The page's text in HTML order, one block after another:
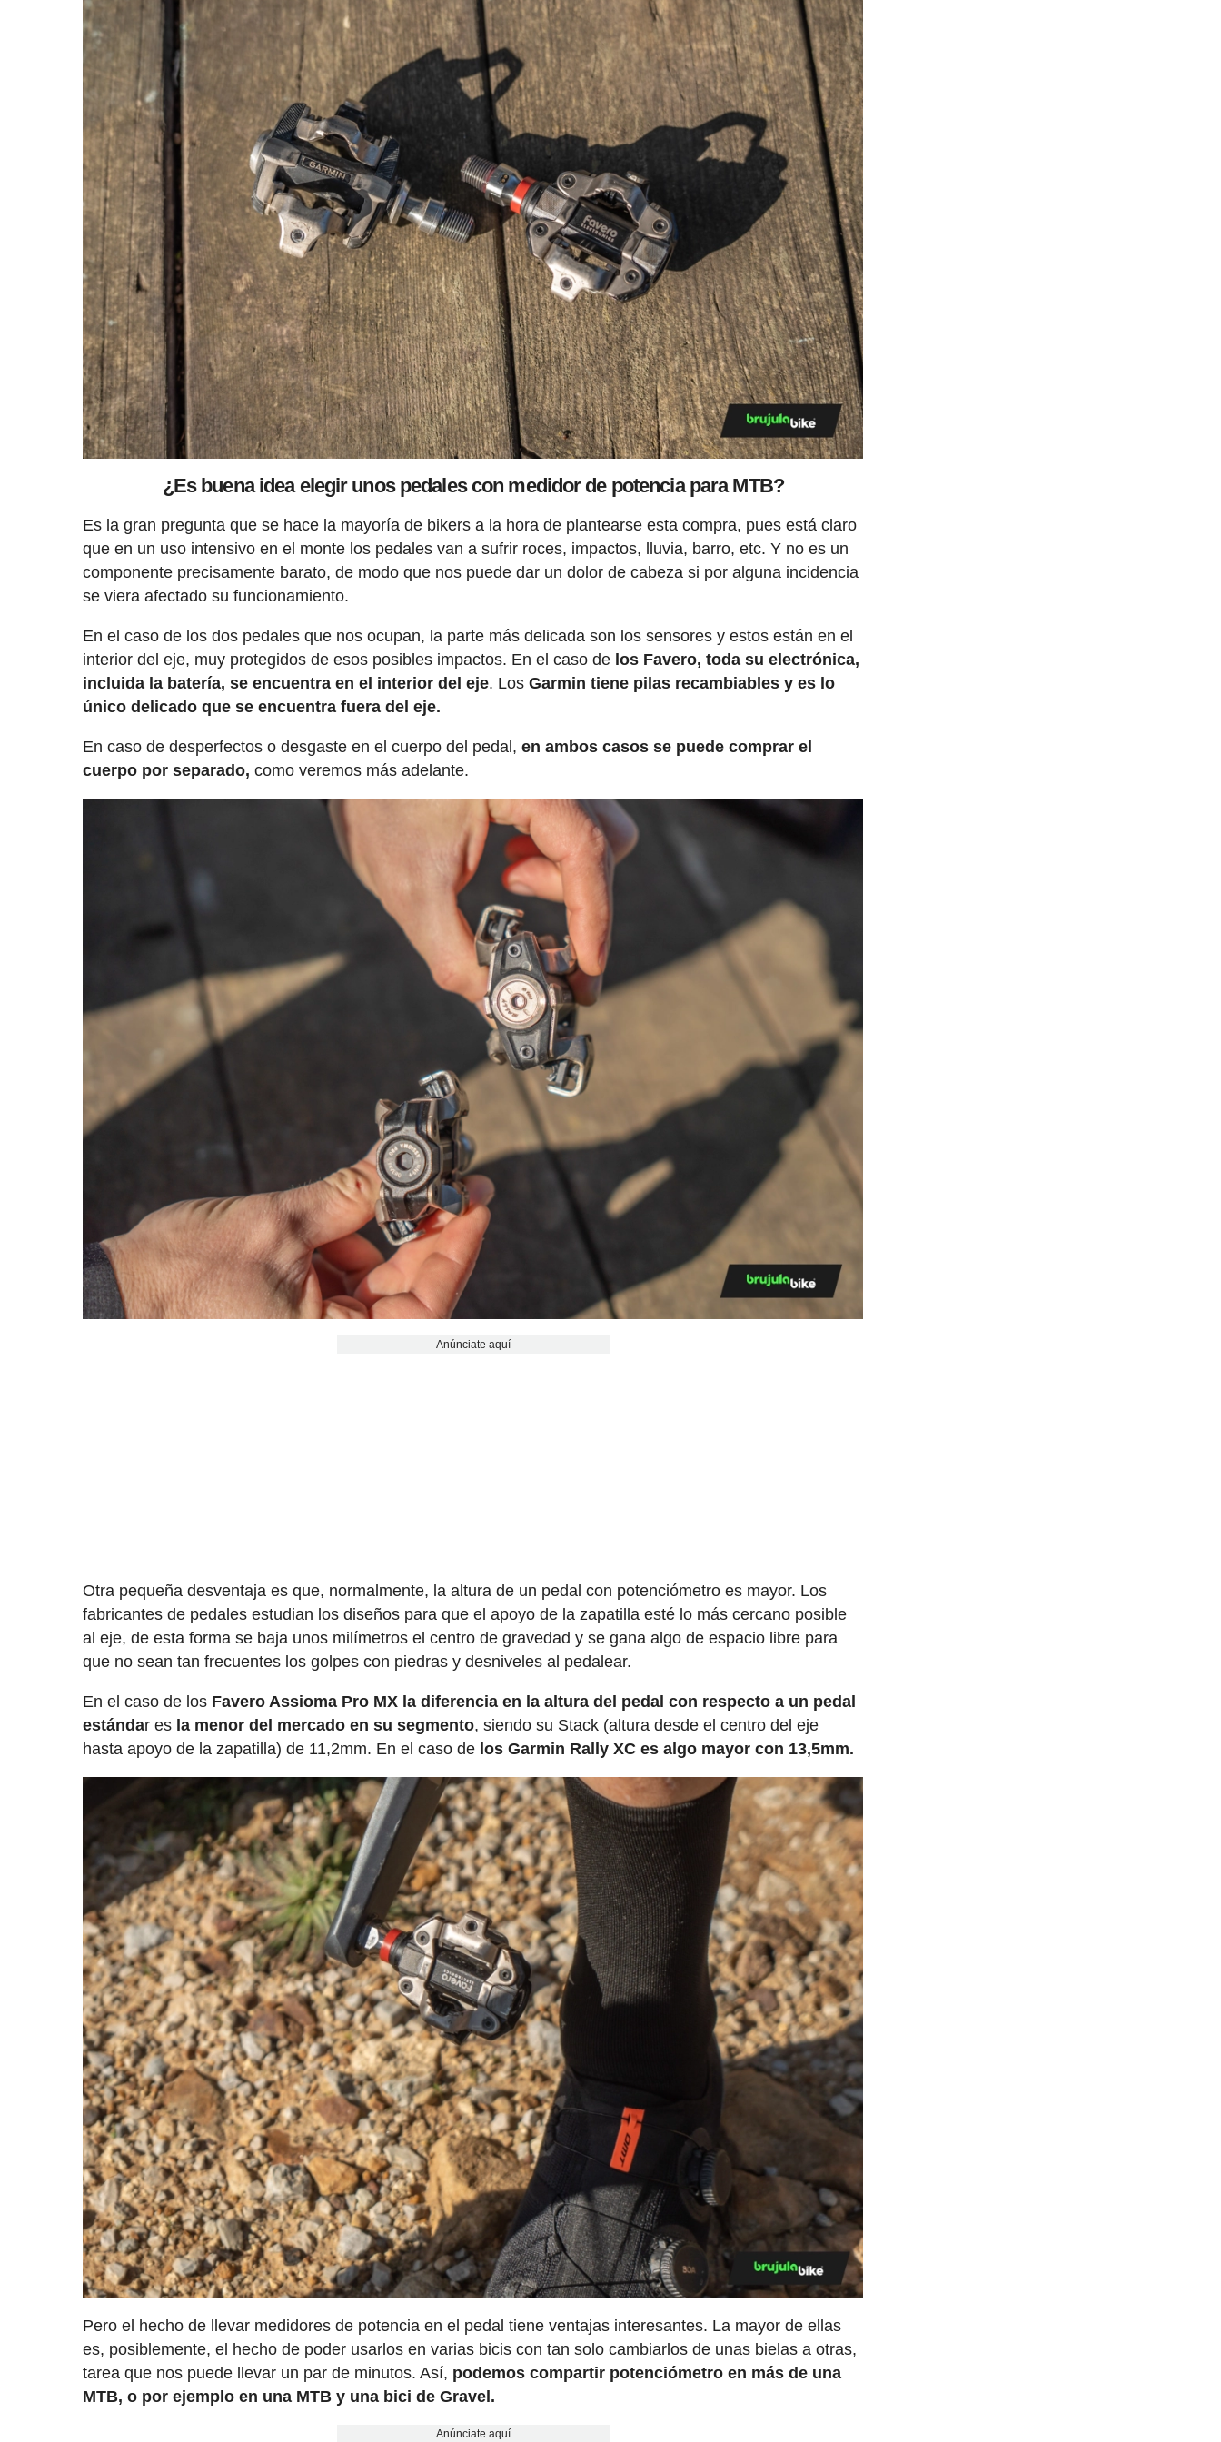
¿Es buena idea elegir unos pedales con medidor de potencia para MTB?
Es la gran pregunta que se hace la mayoría de bikers a la hora de plantearse esta compra, pues está claro
que en un uso intensivo en el monte los pedales van a sufrir roces, impactos, lluvia, barro, etc. Y no es un
componente precisamente barato, de modo que nos puede dar un dolor de cabeza si por alguna incidencia
se viera afectado su funcionamiento.
En el caso de los dos pedales que nos ocupan, la parte más delicada son los sensores y estos están en el
interior del eje, muy protegidos de esos posibles impactos. En el caso de los Favero, toda su electrónica,
incluida la batería, se encuentra en el interior del eje. LosGarmin tiene pilas recambiables y es lo
único delicado que se encuentra fuera del eje.
En caso de desperfectos o desgaste en el cuerpo del pedal,en ambos casos se puede comprar el
cuerpo por separado, como veremos más adelante.
Anúnciate aquí
Otra pequeña desventaja es que, normalmente, la altura de un pedal con potenciómetro es mayor. Los
fabricantes de pedales estudian los diseños para que el apoyo de la zapatilla esté lo más cercano posible
al eje, de esta forma se baja unos milímetros el centro de gravedad y se gana algo de espacio libre para
que no sean tan frecuentes los golpes con piedras y desniveles al pedalear.
En el caso de los Favero Assioma Pro MX la diferencia en la altura del pedal con respecto a un pedal
estándar es la menor del mercado en su segmento, siendo su Stack (altura desde el centro del eje
hasta apoyo de la zapatilla) de 11,2mm. En el caso de los Garmin Rally XC es algo mayor con 13,5mm.
Pero el hecho de llevar medidores de potencia en el pedal tiene ventajas interesantes. La mayor de ellas
es, posiblemente, el hecho de poder usarlos en varias bicis con tan solo cambiarlos de unas bielas a otras,
tarea que nos puede llevar un par de minutos. Así, podemos compartir potenciómetro en más de una
MTB, o por ejemplo en una MTB y una bici de Gravel.
Anúnciate aquí